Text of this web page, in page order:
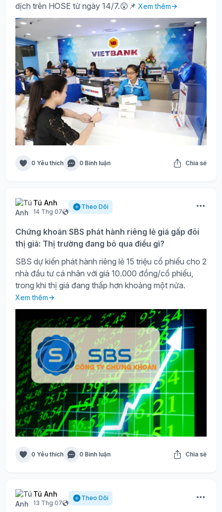
dịch trên HOSE từ ngày 14/7.😲📌 Xem thêm
0 Yêu thích 0 Bình luận Chia sẻ
Tú Anh
14 Thg 07
Theo Dõi
Chứng khoán SBS phát hành riêng lẻ giá gấp đôi
thị giá: Thị trường đang bỏ qua điều gì?
SBS dự kiến phát hành riêng lẻ 15 triệu cổ phiếu cho 2
nhà đầu tư cá nhân với giá 10.000 đồng/cổ phiếu,
trong khi thị giá đang thấp hơn khoảng một nửa.
Xem thêm
0 Yêu thích 0 Bình luận Chia sẻ
Tú Anh
13 Thg 07
Theo Dõi